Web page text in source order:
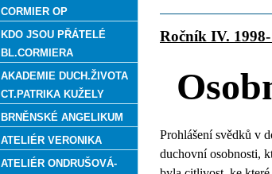
Prohlášení svědků v
duchovní osobnosti,
CORMIER OP
KDO JSOU PŘÁTELÉ
BL.CORMIERA
AKADEMIE DUCH.ŽIVOTA
CT.PATRIKA KUŽELY
BRNĚNSKÉ ANGELIKUM
ATELIÉR VERONIKA
ATELIÉR ONDRUŠOVÁ-